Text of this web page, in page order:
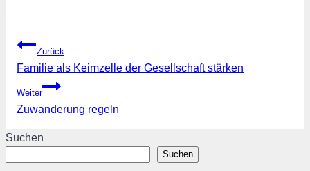
Beitragsnavigation
Zurück
Familie als Keimzelle der Gesellschaft stärken
Weiter
Zuwanderung regeln
Suchen
Suchen